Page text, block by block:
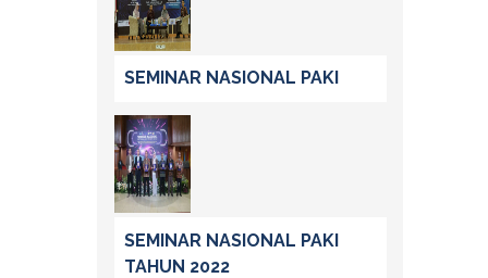
SEMINAR NASIONAL PAKI
SEMINAR NASIONAL PAKI
TAHUN 2022